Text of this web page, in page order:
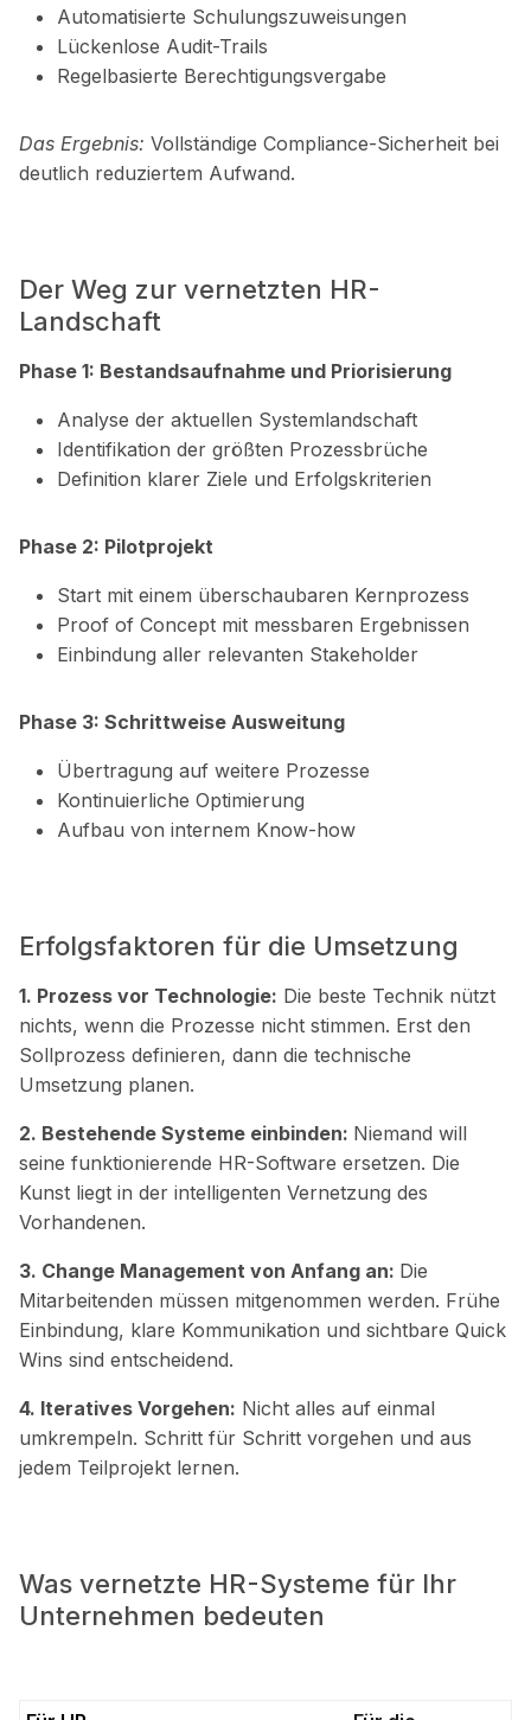
Automatisierte Schulungszuweisungen
Lückenlose Audit-Trails
Regelbasierte Berechtigungsvergabe
Das Ergebnis: Vollständige Compliance-Sicherheit bei
deutlich reduziertem Aufwand.
Der Weg zur vernetzten HR-
Landschaft
Phase 1: Bestandsaufnahme und Priorisierung
Analyse der aktuellen Systemlandschaft
Identifikation der größten Prozessbrüche
Definition klarer Ziele und Erfolgskriterien
Phase 2: Pilotprojekt
Start mit einem überschaubaren Kernprozess
Proof of Concept mit messbaren Ergebnissen
Einbindung aller relevanten Stakeholder
Phase 3: Schrittweise Ausweitung
Übertragung auf weitere Prozesse
Kontinuierliche Optimierung
Aufbau von internem Know-how
Erfolgsfaktoren für die Umsetzung
1. Prozess vor Technologie: Die beste Technik nützt
nichts, wenn die Prozesse nicht stimmen. Erst den
Sollprozess definieren, dann die technische
Umsetzung planen.
2. Bestehende Systeme einbinden: Niemand will
seine funktionierende HR-Software ersetzen. Die
Kunst liegt in der intelligenten Vernetzung des
Vorhandenen.
3. Change Management von Anfang an: Die
Mitarbeitenden müssen mitgenommen werden. Frühe
Einbindung, klare Kommunikation und sichtbare Quick
Wins sind entscheidend.
4. Iteratives Vorgehen: Nicht alles auf einmal
umkrempeln. Schritt für Schritt vorgehen und aus
jedem Teilprojekt lernen.
Was vernetzte HR-Systeme für Ihr
Unternehmen bedeuten